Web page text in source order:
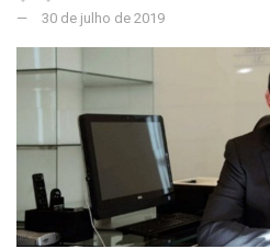
30 de julho de 2019